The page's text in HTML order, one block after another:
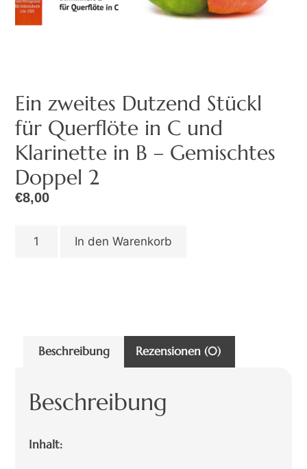
Ein zweites Dutzend Stückl
für Querflöte in C und
Klarinette in B – Gemischtes
Doppel 2
€8,00
In den Warenkorb
Beschreibung Rezensionen (0)
Beschreibung
Inhalt: